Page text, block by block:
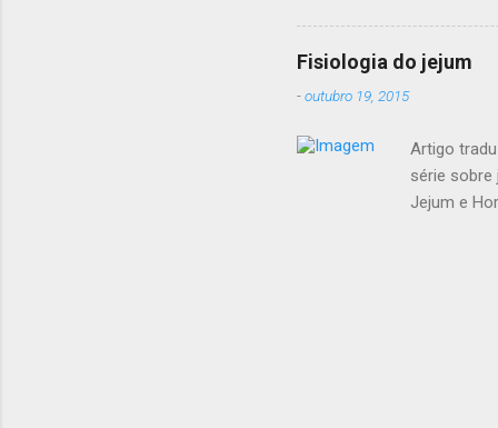
Fisiologia do jejum
-outubro 19, 2015
Artigo
série sobre
Jejum e
calórica x
sobre o
não
do corpo.